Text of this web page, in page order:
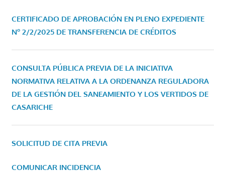
CERTIFICADO DE APROBACIÓN EN PLENO EXPEDIENTE
Nº 2/2/2025 DE TRANSFERENCIA DE CRÉDITOS
CONSULTA PÚBLICA PREVIA DE LA INICIATIVA
NORMATIVA RELATIVA A LA ORDENANZA REGULADORA
DE LA GESTIÓN DEL SANEAMIENTO Y LOS VERTIDOS DE
CASARICHE
SOLICITUD DE CITA PREVIA
COMUNICAR INCIDENCIA